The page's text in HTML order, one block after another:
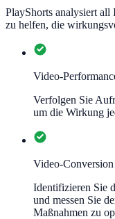
PlayShorts analysiert all
zu helfen, die
Video-
Verfolgen Sie
um die Wirkung
Video-Conversion
Identifizieren Sie
und messen Sie
Maßnahmen zu